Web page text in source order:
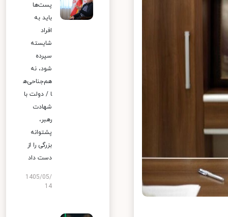
پست‌ها
باید به
افراد
شایسته
سپرده
شود، نه
هم‌جناحی‌ه
ا / دولت با
شهادت
رهبر،
پشتوانه
بزرگی را از
دست داد
1405/05/
14